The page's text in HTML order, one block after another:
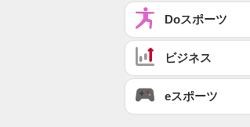
Doスポーツ
ビジネス
eスポーツ